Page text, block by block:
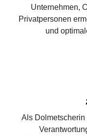
Unternehmen,
Privatpersonen
und
Als